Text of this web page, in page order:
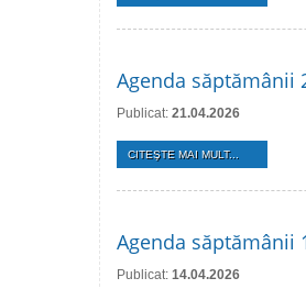
Agenda săptămânii
Publicat: 21.04.2026
CITEŞTE MAI MULT...
Agenda săptămânii
Publicat: 14.04.2026